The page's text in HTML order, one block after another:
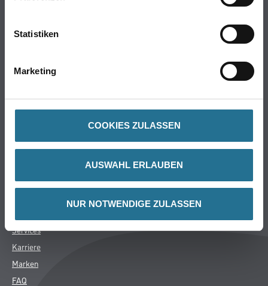
Statistiken
Marketing
COOKIES ZULASSEN
AUSWAHL ERLAUBEN
NUR NOTWENDIGE ZULASSEN
WDV-Systeme
Putze- und Spachtelmassen
Werkzeug & Maschinen
Verbrauchsmaterialien
Services
Karriere
Marken
FAQ